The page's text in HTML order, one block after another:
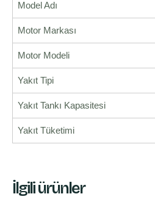
Model Adı
Motor Markası
Motor Modeli
Yakıt Tipi
Yakıt Tankı Kapasitesi
Yakıt Tüketimi
İlgili ürünler